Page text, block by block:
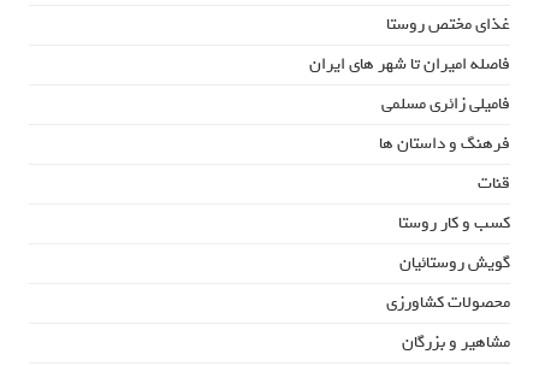
غذای مختص روستا
فاصله امیران تا شهر های ایران
فامیلی زائری مسلمی
فرهنگ و داستان ها
قنات
کسب و کار روستا
گویش روستائیان
محصولات کشاورزی
مشاهیر و بزرگان